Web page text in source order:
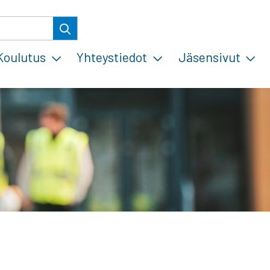
Yhteystiedot Jäsensivut